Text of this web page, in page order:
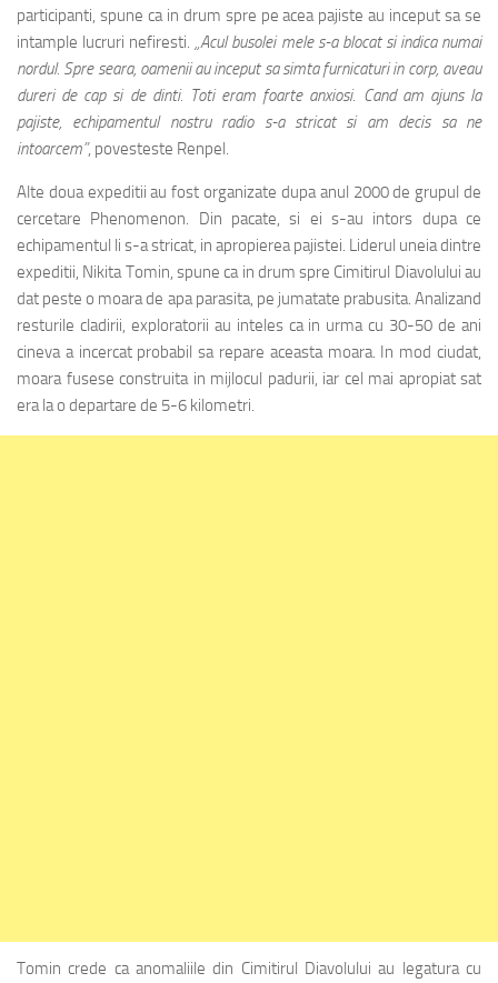
participanti, spune ca in drum spre pe acea pajiste au inceput sa se
intample lucruri nefiresti. „Acul busolei mele s-a blocat si indica numai
nordul. Spre seara, oamenii au inceput sa simta furnicaturi in corp, aveau
dureri de cap si de dinti. Toti eram foarte anxiosi. Cand am ajuns la
pajiste, echipamentul nostru radio s-a stricat si am decis sa ne
intoarcem”, povesteste Renpel.
Alte doua expeditii au fost organizate dupa anul 2000 de grupul de
cercetare Phenomenon. Din pacate, si ei s-au intors dupa ce
echipamentul li s-a stricat, in apropierea pajistei. Liderul uneia dintre
expeditii, Nikita Tomin, spune ca in drum spre Cimitirul Diavolului au
dat peste o moara de apa parasita, pe jumatate prabusita. Analizand
resturile cladirii, exploratorii au inteles ca in urma cu 30-50 de ani
cineva a incercat probabil sa repare aceasta moara. In mod ciudat,
moara fusese construita in mijlocul padurii, iar cel mai apropiat sat
era la o departare de 5-6 kilometri.
Tomin crede ca anomaliile din Cimitirul Diavolului au legatura cu